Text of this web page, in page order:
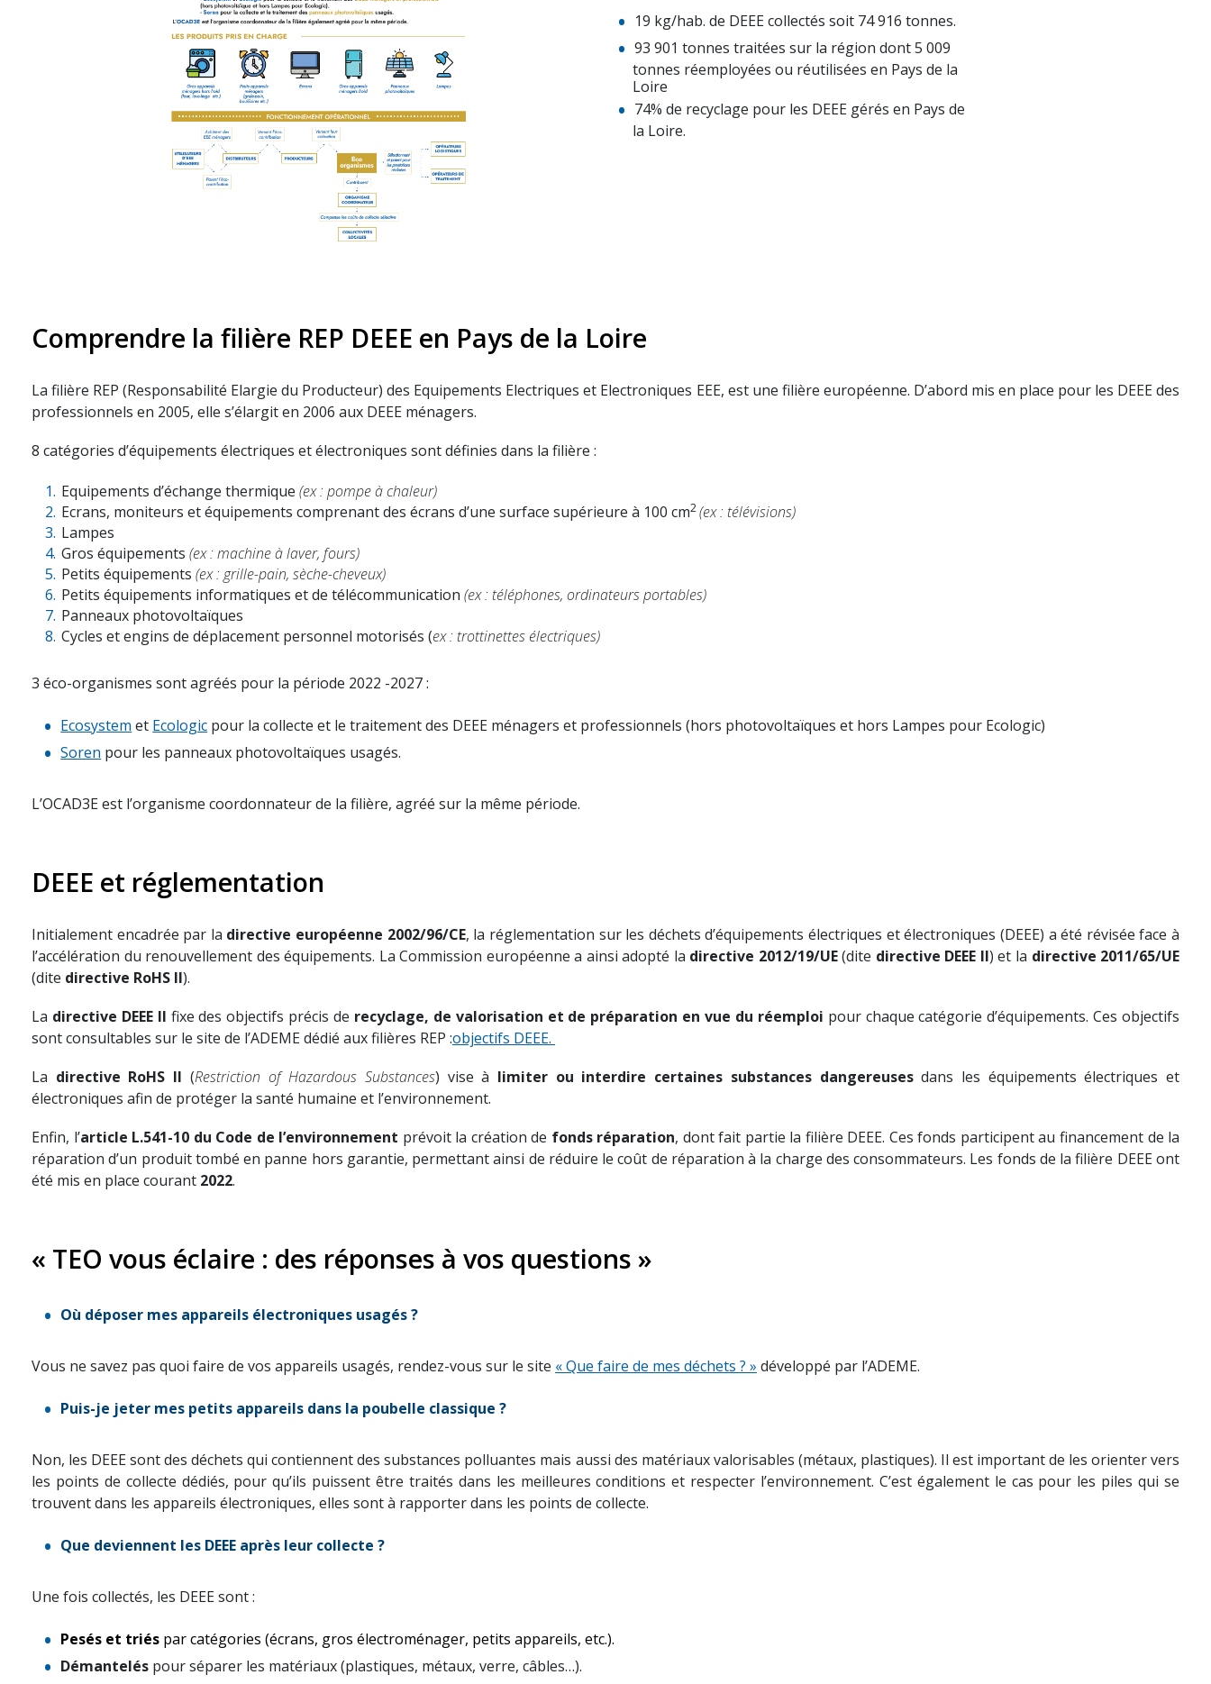
19 kg/hab. de DEEE collectés soit 74 916 tonnes.
93 901 tonnes traitées sur la région dont 5 009
tonnes réemployées ou réutilisées en Pays de la
Loire
74% de recyclage pour les DEEE gérés en Pays de
la Loire.
Comprendre la filière REP DEEE en Pays de la Loire
La filière REP (Responsabilité Elargie du Producteur) des Equipements Electriques et Electroniques EEE, est une filière européenne. D’abord mis en place pour les DEEE des
professionnels en 2005, elle s’élargit en 2006 aux DEEE ménagers.
8 catégories d’équipements électriques et électroniques sont définies dans la filière :
Equipements d’échange thermique(ex : pompe à chaleur)
Ecrans, moniteurs et équipements comprenant des écrans d’une surface supérieure à 100 cm2(ex : télévisions)
Lampes
Gros équipements(ex : machine à laver, fours)
Petits équipements(ex : grille-pain, sèche-cheveux)
Petits équipements informatiques et de télécommunication(ex : téléphones, ordinateurs portables)
Panneaux photovoltaïques
Cycles et engins de déplacement personnel motorisés (ex : trottinettes électriques)
3 éco-organismes sont agréés pour la période 2022 -2027 :
Ecosystem et Ecologic pour la collecte et le traitement des DEEE ménagers et professionnels (hors photovoltaïques et hors Lampes pour Ecologic)
Soren pour les panneaux photovoltaïques usagés.
L’OCAD3E est l’organisme coordonnateur de la filière, agréé sur la même période.
DEEE et réglementation
Initialement encadrée par la directive européenne 2002/96/CE, la réglementation sur les déchets d’équipements électriques et électroniques (DEEE) a été révisée face à
l’accélération du renouvellement des équipements. La Commission européenne a ainsi adopté la directive 2012/19/UE(dite directive DEEE II) et la directive 2011/65/UE
(dite directive RoHS II).
La directive DEEE II fixe des objectifs précis de recyclage, de valorisation et de préparation en vue du réemploi pour chaque catégorie d’équipements. Ces objectifs
sont consultables sur le site de l’ADEME dédié aux filières REP :objectifs DEEE.
La directive RoHS II (Restriction of Hazardous Substances) vise à limiter ou interdire certaines substances dangereusesdans les équipements électriques et
électroniques afin de protéger la santé humaine et l’environnement.
Enfin, l’article L.541-10 du Code de l’environnement prévoit la création de fonds réparation, dont fait partie la filière DEEE. Ces fonds participent au financement de la
réparation d’un produit tombé en panne hors garantie, permettant ainsi de réduire le coût de réparation à la charge des consommateurs. Les fonds de la filière DEEE ont
été mis en place courant 2022.
« TEO vous éclaire : des réponses à vos questions »
Où déposer mes appareils électroniques usagés ?
Vous ne savez pas quoi faire de vos appareils usagés, rendez-vous sur le site « Que faire de mes déchets ? » développé par l’ADEME.
Puis-je jeter mes petits appareils dans la poubelle classique ?
Non, les DEEE sont des déchets qui contiennent des substances polluantes mais aussi des matériaux valorisables (métaux, plastiques). Il est important de les orienter vers
les points de collecte dédiés, pour qu’ils puissent être traités dans les meilleures conditions et respecter l’environnement. C’est également le cas pour les piles qui se
trouvent dans les appareils électroniques, elles sont à rapporter dans les points de collecte.
Que deviennent les DEEE après leur collecte ?
Une fois collectés, les DEEE sont :
Pesés et triés par catégories (écrans, gros électroménager, petits appareils, etc.).
Démantelés pour séparer les matériaux (plastiques, métaux, verre, câbles…).